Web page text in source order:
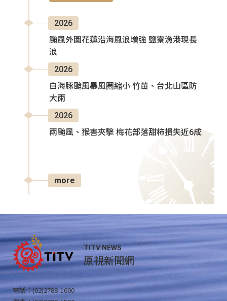
2026
颱風外圍花蓮沿海風浪增強 鹽寮漁港現長
浪
2026
白海豚颱風暴風圈縮小 竹苗、台北山區防
大雨
2026
兩颱風、猴害夾擊 梅花部落甜柿損失近6成
more
TITV NEWS
原視新聞網
電話：(02)2788-1600